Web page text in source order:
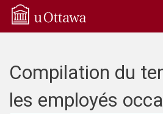
Q
Compilation du
les employés